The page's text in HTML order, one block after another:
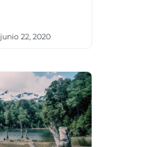
junio 22, 2020